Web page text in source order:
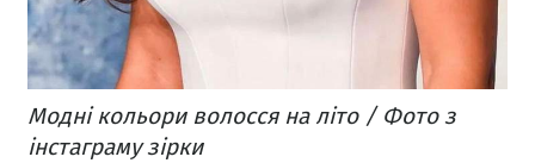
Модні кольори волосся на літо / Фото з
інстаграму зірки